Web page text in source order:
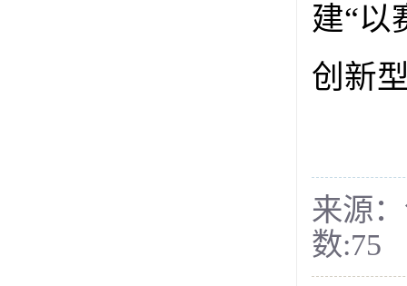
建“以
创新
来源
数:75